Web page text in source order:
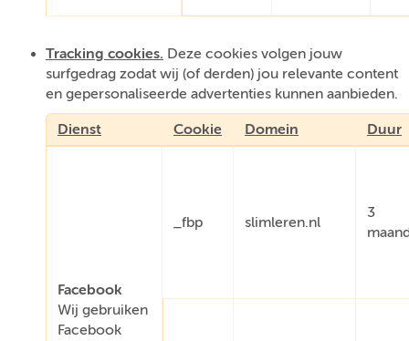
Tracking cookies. Deze cookies volgen jouw
surfgedrag zodat wij (of derden) jou relevante content
en gepersonaliseerde advertenties kunnen aanbieden.
Dienst Cookie Domein Duur
Facebook
Wij gebruiken
Facebook
_fbp slimleren.nl
3